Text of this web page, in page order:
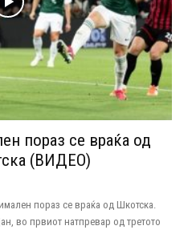
пораз се враќа од
(ВИДЕО)
пораз се враќа од Шкотска.
во првиот натпревар од третото